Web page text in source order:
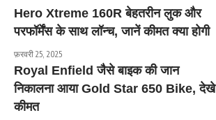
Hero Xtreme 160R बेहतरीन लुक और
परफॉर्मेंस के साथ लॉन्च, जानें कीमत क्या होगी
फ़रवरी 25, 2025
Royal Enfield जैसे बाइक की जान
निकालना आया Gold Star 650 Bike, देखे
कीमत